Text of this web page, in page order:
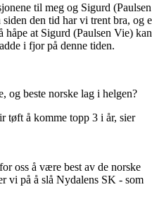
til meg og Sigurd (Paulsen
den tid har vi trent bra, og
håpe at Sigurd (Paulsen Vie) kan
i fjor på denne tiden.
og beste norske lag i helgen?
tøft å komme topp 3 i år, sier
oss å være best av de norske
vi på å slå Nydalens SK - som